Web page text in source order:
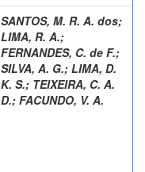
SANTOS, M. R. A. dos;
LIMA, R. A.;
FERNANDES, C. de F.;
SILVA, A. G.; LIMA, D.
K. S.; TEIXEIRA, C. A.
D.; FACUNDO, V. A.